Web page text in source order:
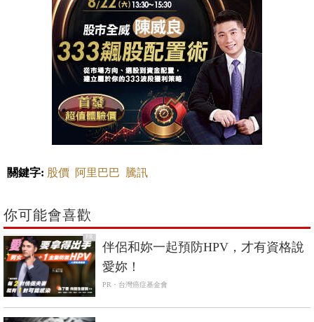
關鍵字: 股價 阿里巴巴 騰訊
你可能會喜歡
PR
伴侶和妳一起預防HPV，才有資格說
愛妳！
PR・台灣癌症基金會